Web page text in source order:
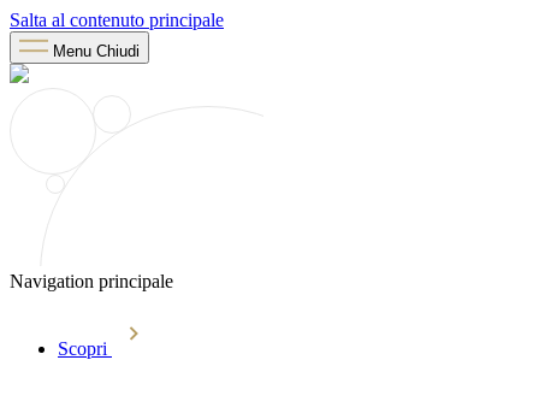
Salta al contenuto principale
Menu Chiudi
Navigation principale
Scopri